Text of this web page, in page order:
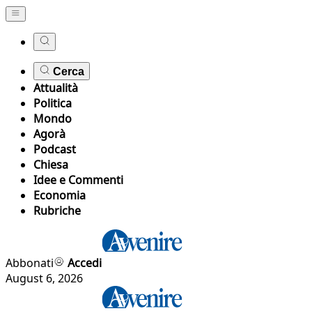
Cerca
Attualità
Politica
Mondo
Agorà
Podcast
Chiesa
Idee e Commenti
Economia
Rubriche
Abbonati
Accedi
August 6, 2026